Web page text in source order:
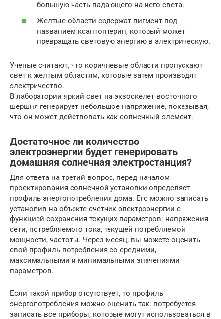
большую часть падающего на него света.
Желтые области содержат пигмент под
названием ксантоптерин, который может
превращать световую энергию в электрическую.
Ученые считают, что коричневые области пропускают
свет к желтым областям, которые затем производят
электричество.
В лаборатории яркий свет на экзоскелет восточного
шершня генерирует небольшое напряжение, показывая,
что он может действовать как солнечный элемент.
Достаточное ли количество
электроэнергии будет генерировать
домашняя солнечная электростанция?
Для ответа на третий вопрос, перед началом
проектирования солнечной установки определяет
профиль энергопотребления дома. Его можно записать
установив на объекте счетчик электроэнергии с
функцией сохранения текущих параметров: напряжения
сети, потребляемого тока, текущей потребляемой
мощности, частоты. Через месяц, вы можете оценить
свой профиль потребления со средними,
максимальными и минимальными значениями
параметров.
Если такой прибор отсутствует, то профиль
энергопотребления можно оценить так: потребуется
записать все приборы, которые могут использоваться в